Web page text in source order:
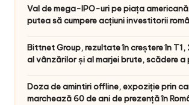
Val de mega-IPO-uri pe piața
putea să cumpere acțiuni investitorii
Bittnet Group, rezultate în creștere în
al vânzărilor și al marjei brute, scădere a
Doza de amintiri offline, expoziție prin
marchează 60 de ani de prezență în